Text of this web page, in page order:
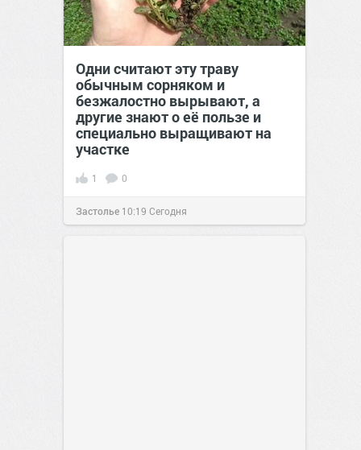
Одни считают эту траву
обычным сорняком и
безжалостно вырывают, а
другие знают о её пользе и
специально выращивают на
участке
1 0
Застолье 10:19 Сегодня